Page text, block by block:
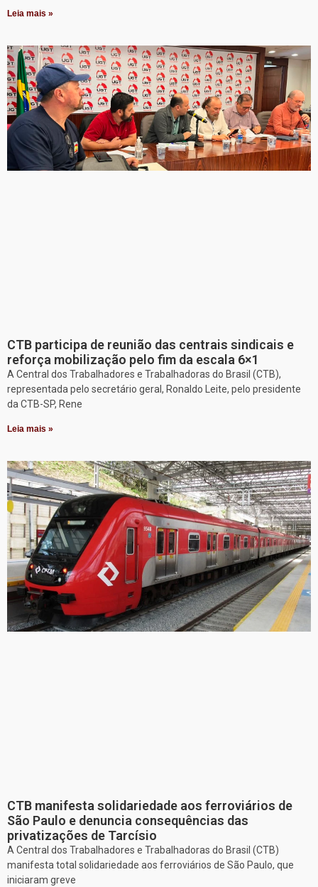
Leia mais »
CTB participa de reunião das centrais sindicais e
reforça mobilização pelo fim da escala 6×1
A Central dos Trabalhadores e Trabalhadoras do Brasil (CTB),
representada pelo secretário geral, Ronaldo Leite, pelo presidente
da CTB-SP, Rene
Leia mais »
CTB manifesta solidariedade aos ferroviários de
São Paulo e denuncia consequências das
privatizações de Tarcísio
A Central dos Trabalhadores e Trabalhadoras do Brasil (CTB)
manifesta total solidariedade aos ferroviários de São Paulo, que
iniciaram greve